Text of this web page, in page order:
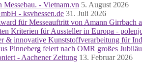
- Vietnam.vn 5. August 2026
- ksvhessen.de 31. Juli 2026
für Messeauftritt von Amann Girrbach
Kriterien für Aussteller in Europa -
& innovative Kunststoffverarbeitung für
Pinneberg feiert nach OMR großes
- Aachener Zeitung 13. Februar 2026